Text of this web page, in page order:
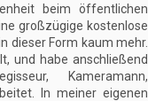
beim öffentlichen
großzügige kostenlose
dieser Form kaum mehr.
und habe anschließend
Kameramann,
In meiner eigenen